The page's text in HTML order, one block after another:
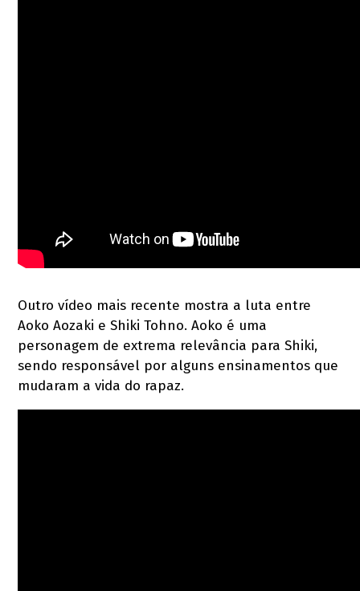
Outro vídeo mais recente mostra a luta entre
Aoko Aozaki e Shiki Tohno. Aoko é uma
personagem de extrema relevância para Shiki,
sendo responsável por alguns ensinamentos que
mudaram a vida do rapaz.